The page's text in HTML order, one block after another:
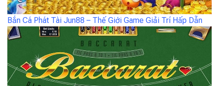
Bắn Cá Phát Tài Jun88 – Thế Giới Game Giải Trí Hấp Dẫn